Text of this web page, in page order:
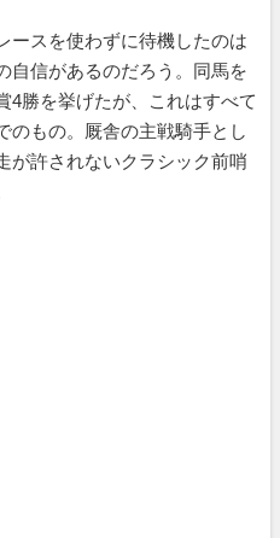
スを使わずに待機したのは
自信があるのだろう。同馬を
4勝を挙げたが、これはすべて
のもの。厩舎の主戦騎手とし
が許されないクラシック前哨